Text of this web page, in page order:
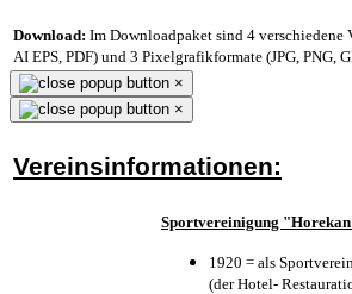
Download: Im Downloadpaket sind 4 verschiedene
AI EPS, PDF) und 3 Pixelgrafikformate (JPG, PNG,
×
×
Vereinsinformationen:
Sportvereinigung
1920 = als
(der Hotel-